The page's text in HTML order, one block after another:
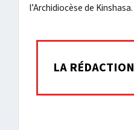
l’Archidiocèse de Kinshasa.
LA RÉDACTION